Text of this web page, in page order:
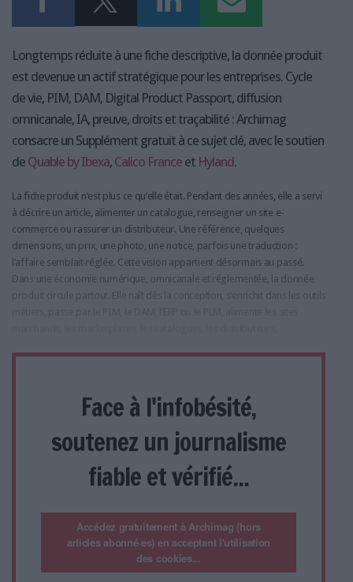
Longtemps réduite à une fiche descriptive, la donnée produit
est devenue un actif stratégique pour les entreprises. Cycle
de vie, PIM, DAM, Digital Product Passport, diffusion
omnicanale, IA, preuve, droits et traçabilité : Archimag
consacre un Supplément gratuit à ce sujet clé, avec le soutien
de Quable by Ibexa, Calico France et Hyland.
La fiche produit n’est plus ce qu’elle était. Pendant des années, elle a servi
à décrire un article, alimenter un catalogue, renseigner un site e-
commerce ou rassurer un distributeur. Une référence, quelques
dimensions, un prix, une photo, une notice, parfois une traduction :
l’affaire semblait réglée. Cette vision appartient désormais au passé.
Dans une économie numérique, omnicanale et réglementée, la donnée
produit circule partout. Elle naît dès la conception, s’enrichit dans les outils
Face à l'infobésité,
soutenez un journalisme
fiable et vérifié...
Accédez gratuitement à Archimag (hors
articles abonné·es) en acceptant l'utilisation
des cookies...